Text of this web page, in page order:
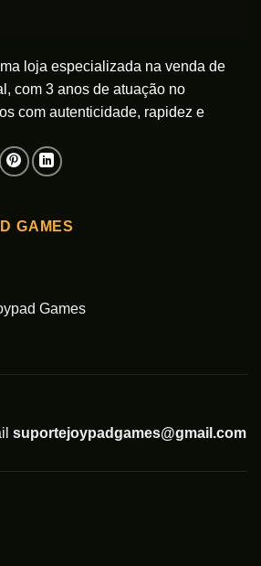
loja especializada na venda de
com 3 anos de atuação no
com autenticidade, rapidez e
GAMES
Games
suportejoypadgames@gmail.com